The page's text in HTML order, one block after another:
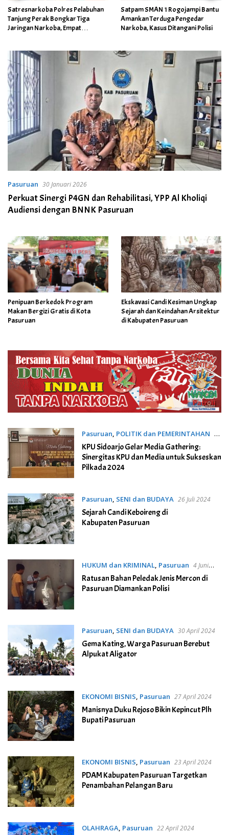
Satresnarkoba Polres Pelabuhan
Tanjung Perak Bongkar Tiga
Jaringan Narkoba, Empat
Satpam SMAN 1 Rogojampi Bantu
Amankan Terduga Pengedar
Narkoba, Kasus Ditangani Polisi
Pasuruan 30 Januari 2026
Perkuat Sinergi P4GN dan Rehabilitasi, YPP Al Kholiqi
Audiensi dengan BNNK Pasuruan
Penipuan Berkedok Program
Makan Bergizi Gratis di Kota
Pasuruan
Ekskavasi Candi Kesiman Ungkap
Sejarah dan Keindahan Arsitektur
di Kabupaten Pasuruan
Pasuruan, POLITIK dan PEMERINTAHAN 16
November 2024
KPU Sidoarjo Gelar Media Gathering:
Sinergitas KPU dan Media untuk Sukseskan
Pilkada 2024
Pasuruan, SENI dan BUDAYA 26 Juli 2024
Sejarah Candi Keboireng di
Kabupaten Pasuruan
HUKUM dan KRIMINAL, Pasuruan 4 Juni
2024
Ratusan Bahan Peledak Jenis Mercon di
Pasuruan Diamankan Polisi
Pasuruan, SENI dan BUDAYA 30 April 2024
Gema Kating, Warga Pasuruan Berebut
Alpukat Aligator
EKONOMI BISNIS, Pasuruan 27 April 2024
Manisnya Duku Rejoso Bikin Kepincut Plh
Bupati Pasuruan
EKONOMI BISNIS, Pasuruan 23 April 2024
PDAM Kabupaten Pasuruan Targetkan
Penambahan Pelangan Baru
OLAHRAGA, Pasuruan 22 April 2024